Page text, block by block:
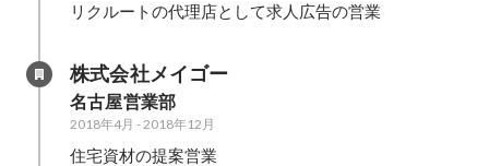
リクルートの代理店として求人広告の営業
株式会社メイゴー
名古屋営業部
2018年4月 -2018年12月
住宅資材の提案営業